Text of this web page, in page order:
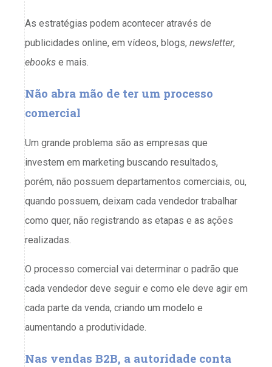
As estratégias podem acontecer através de
publicidades online, em vídeos, blogs, newsletter,
ebooks e mais.
Não abra mão de ter um processo
comercial
Um grande problema são as empresas que
investem em marketing buscando resultados,
porém, não possuem departamentos comerciais, ou,
quando possuem, deixam cada vendedor trabalhar
como quer, não registrando as etapas e as ações
realizadas.
O processo comercial vai determinar o padrão que
cada vendedor deve seguir e como ele deve agir em
cada parte da venda, criando um modelo e
aumentando a produtividade.
Nas vendas B2B, a autoridade conta